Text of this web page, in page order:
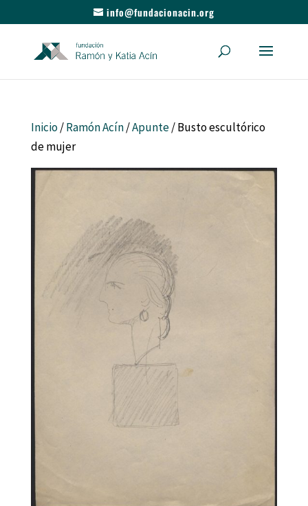
info@fundacionacin.org
Inicio/Ramón Acín/Apunte/ Busto escultórico
de mujer